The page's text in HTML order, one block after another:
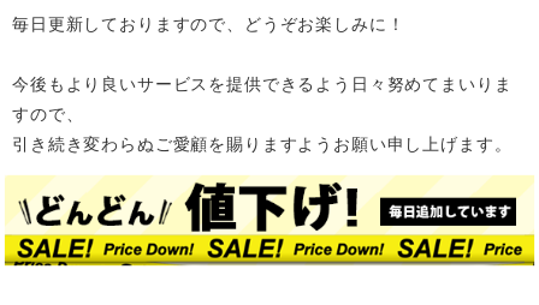
毎日更新しておりますので、どうぞお楽しみに！
今後もより良いサービスを提供できるよう日々努めてまいりま
すので、
引き続き変わらぬご愛顧を賜りますようお願い申し上げます。